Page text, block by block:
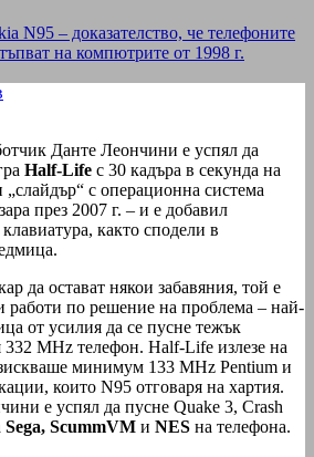
N95 – доказателство, че телефоните
на компютрите от 1998 г.
Данте Леончини е успял да
Half-Life с 30 кадъра в секунда на
с операционна система
през 2007 г. – и е добавил
както сподели в
да остават някои забавяния, той е
работи по решение на проблема – най-
от усилия да се пусне тежък
332 MHz телефон. Half-Life излезе на
минимум 133 MHz Pentium и
които N95 отговаря на хартия.
е успял да пусне Quake 3, Crash
Sega, ScummVM и NES на телефона.